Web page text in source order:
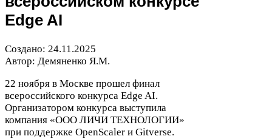
Edge AI
Создано: 24.11.2025
Автор: Демяненко Я.М.
22 ноября в Москве прошел финал
всероссийского конкурса Edge AI.
Организатором конкурса выступила
компания «ООО ЛИЧИ ТЕХНОЛОГИИ»
при поддержке Open­Scaler и Gitverse.